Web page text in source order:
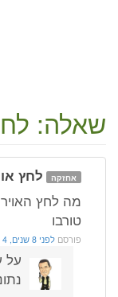
שאלה:
אחזקה לחץ
טורבו
פורסם לפני 8 שנים, 4 חודשים
על